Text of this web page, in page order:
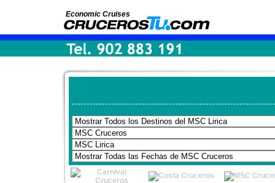
Economic Cruises